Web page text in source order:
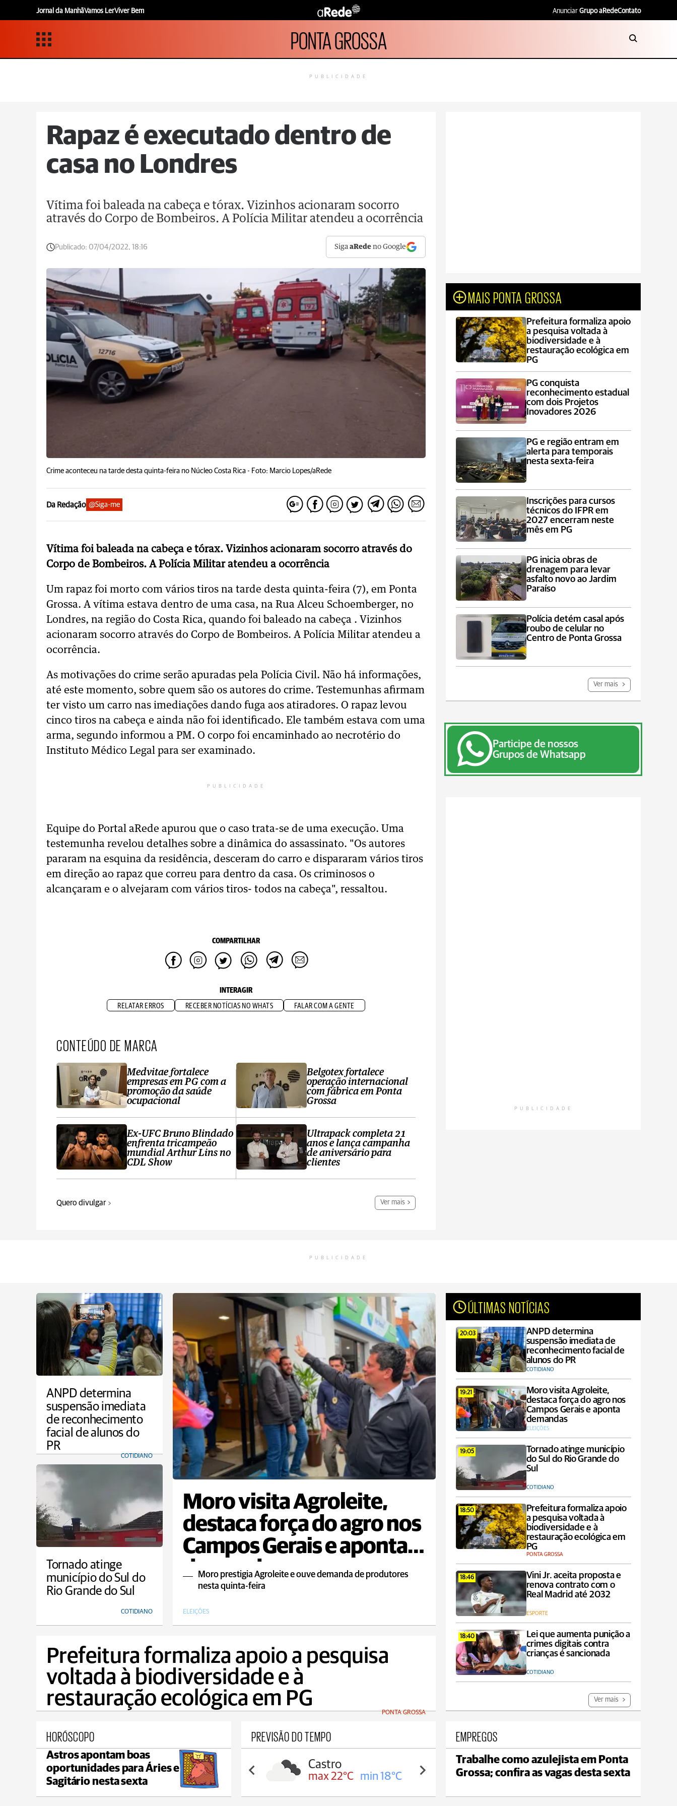
Jornal da ManhãVamos LerViver Bem Anunciar Grupo aRedeContato
PONTA GROSSA
PUBLICIDADE
Rapaz é executado dentro de
casa no Londres
Vítima foi baleada na cabeça e tórax. Vizinhos acionaram socorro
através do Corpo de Bombeiros. A Polícia Militar atendeu a ocorrência
Publicado: 07/04/2022, 18:16 SigaaRede no Google
Crime aconteceu na tarde desta quinta-feira no Núcleo Costa Rica - Foto: Marcio Lopes/aRede
Da Redação @Siga-me
Vítima foi baleada na cabeça e tórax. Vizinhos acionaram socorro através do
Corpo de Bombeiros. A Polícia Militar atendeu a ocorrência
Um rapaz foi morto com vários tiros na tarde desta quinta-feira (7), em Ponta
Grossa. A vítima estava dentro de uma casa, na Rua Alceu Schoemberger, no
Londres, na região do Costa Rica, quando foi baleado na cabeça . Vizinhos
acionaram socorro através do Corpo de Bombeiros. A Polícia Militar atendeu a
ocorrência.
As motivações do crime serão apuradas pela Polícia Civil. Não há informações,
até este momento, sobre quem são os autores do crime. Testemunhas afirmam
ter visto um carro nas imediações dando fuga aos atiradores. O rapaz levou
cinco tiros na cabeça e ainda não foi identificado. Ele também estava com uma
arma, segundo informou a PM. O corpo foi encaminhado ao necrotério do
Instituto Médico Legal para ser examinado.
PUBLICIDADE
Equipe do Portal aRede apurou que o caso trata-se de uma execução. Uma
testemunha revelou detalhes sobre a dinâmica do assassinato. "Os autores
pararam na esquina da residência, desceram do carro e dispararam vários tiros
em direção ao rapaz que correu para dentro da casa. Os criminosos o
alcançaram e o alvejaram com vários tiros- todos na cabeça", ressaltou.
COMPARTILHAR
INTERAGIR
RELATAR ERROS RECEBER NOTÍCIAS NO WHATS FALAR COM A GENTE
CONTEÚDO DE MARCA
Medvitae fortalece
empresas em PG com a
promoção da saúde
ocupacional
Ex-UFC Bruno Blindado
enfrenta tricampeão
mundial Arthur Lins no
CDL Show
Belgotex fortalece
operação internacional
com fábrica em Ponta
Grossa
Ultrapack completa 21
anos e lança campanha
de aniversário para
clientes
Quero divulgar Ver mais
MAIS PONTA GROSSA
Prefeitura formaliza apoio
a pesquisa voltada à
biodiversidade e à
restauração ecológica em
PG
PG conquista
reconhecimento estadual
com dois Projetos
Inovadores 2026
PG e região entram em
alerta para temporais
nesta sexta-feira
Inscrições para cursos
técnicos do IFPR em
2027 encerram neste
mês em PG
PG inicia obras de
drenagem para levar
asfalto novo ao Jardim
Paraíso
Polícia detém casal após
roubo de celular no
Centro de Ponta Grossa
Ver mais
Participe de nossos
Grupos de Whatsapp
PUBLICIDADE
PUBLICIDADE
ANPD determina
suspensão imediata
de reconhecimento
facial de alunos do
PR
COTIDIANO
Moro visita Agroleite,
destaca força do agro nos
Campos Gerais e aponta
demandas
Moro prestigia Agroleite e ouve demanda de produtores
nesta quinta-feira
ELEIÇÕES
ÚLTIMAS NOTÍCIAS
20:03
ANPD determina
suspensão imediata de
reconhecimento facial de
alunos do PR
COTIDIANO
19:21
Moro visita Agroleite,
destaca força do agro nos
Campos Gerais e aponta
demandas
ELEIÇÕES
19:05
Tornado atinge município
do Sul do Rio Grande do
Sul
COTIDIANO
18:50
Prefeitura formaliza apoio
a pesquisa voltada à
biodiversidade e à
restauração ecológica em
PG
PONTA GROSSA
18:46
Vini Jr. aceita proposta e
renova contrato com o
Real Madrid até 2032
ESPORTE
18:40
Lei que aumenta punição a
crimes digitais contra
crianças é sancionada
COTIDIANO
Ver mais
Tornado atinge
município do Sul do
Rio Grande do Sul
COTIDIANO
Prefeitura formaliza apoio a pesquisa
voltada à biodiversidade e à
restauração ecológica em PG
PONTA GROSSA
HORÓSCOPO
Astros apontam boas
oportunidades para Áries e
Sagitário nesta sexta
PREVISÃO DO TEMPO
Castro
max 22°C min 18°C
Carambeí
max 21°C min 18°C
Jaguariaíva
max 22°C min 19°C
EMPREGOS
Trabalhe como azulejista em Ponta
Grossa; confira as vagas desta sexta